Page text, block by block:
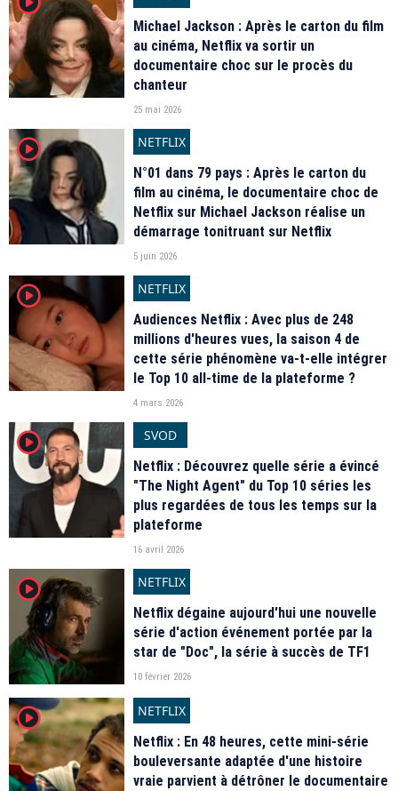
Michael Jackson : Après le carton du film
au cinéma, Netflix va sortir un
documentaire choc sur le procès du
chanteur
25 mai 2026
player2
NETFLIX
N°01 dans 79 pays : Après le carton du
film au cinéma, le documentaire choc de
Netflix sur Michael Jackson réalise un
démarrage tonitruant sur Netflix
5 juin 2026
player2
NETFLIX
Audiences Netflix : Avec plus de 248
millions d'heures vues, la saison 4 de
cette série phénomène va-t-elle intégrer
le Top 10 all-time de la plateforme ?
4 mars 2026
player2
SVOD
Netflix : Découvrez quelle série a évincé
"The Night Agent" du Top 10 séries les
plus regardées de tous les temps sur la
plateforme
16 avril 2026
player2
NETFLIX
Netflix dégaine aujourd'hui une nouvelle
série d'action événement portée par la
star de "Doc", la série à succès de TF1
10 février 2026
player2
NETFLIX
Netflix : En 48 heures, cette mini-série
bouleversante adaptée d'une histoire
vraie parvient à détrôner le documentaire